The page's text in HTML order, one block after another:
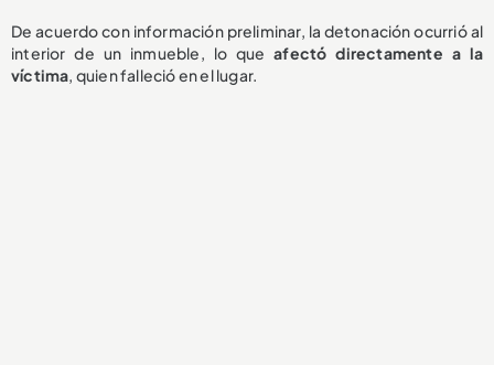
De acuerdo con información preliminar, la detonación ocurrió al
interior de un inmueble, lo queafectó directamente a la
víctima, quien falleció en el lugar.